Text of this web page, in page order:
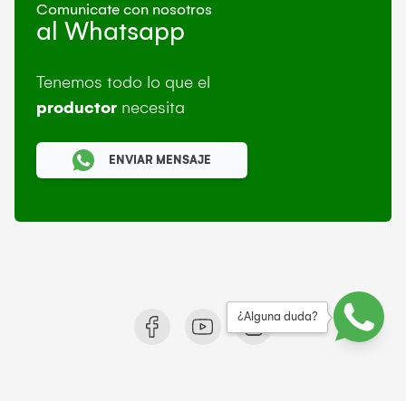
Comunicate con nosotros
al Whatsapp
Tenemos todo lo que el
productor necesita
ENVIAR MENSAJE
¿Alguna duda?